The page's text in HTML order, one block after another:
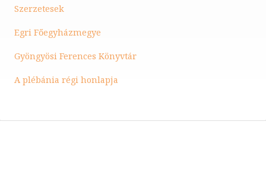
Szerzetesek
Egri Főegyházmegye
Gyöngyösi Ferences Könyvtár
A plébánia régi honlapja